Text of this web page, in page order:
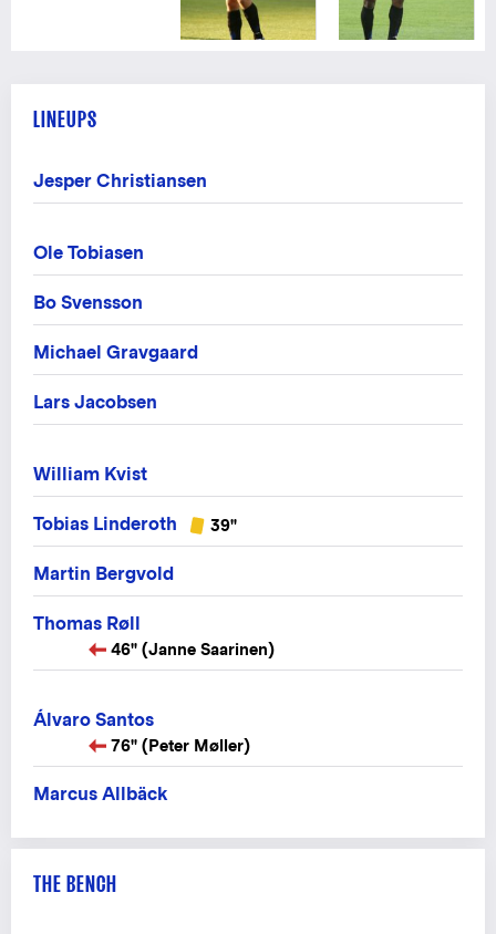
LINEUPS
Jesper Christiansen
Ole Tobiasen
Bo Svensson
Michael Gravgaard
Lars Jacobsen
William Kvist
Tobias Linderoth 39"
Martin Bergvold
Thomas Røll
46" (Janne Saarinen)
Álvaro Santos
76" (Peter Møller)
Marcus Allbäck
THE BENCH